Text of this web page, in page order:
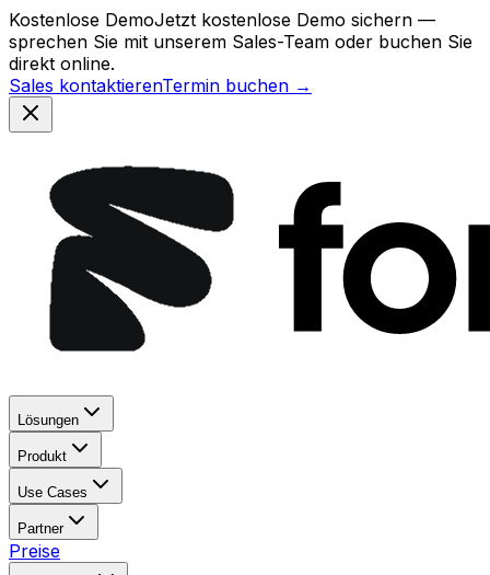
Kostenlose DemoJetzt kostenlose Demo sichern —
sprechen Sie mit unserem Sales-Team oder buchen Sie
direkt online.
Sales kontaktierenTermin buchen →
Lösungen
Produkt
Use Cases
Partner
Preise